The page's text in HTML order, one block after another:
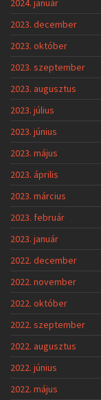
2024. január
2023. december
2023. október
2023. szeptember
2023. augusztus
2023. július
2023. június
2023. május
2023. április
2023. március
2023. február
2023. január
2022. december
2022. november
2022. október
2022. szeptember
2022. augusztus
2022. június
2022. május